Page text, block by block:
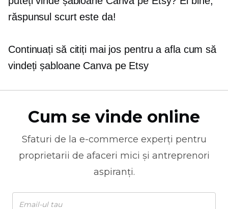
răspunsul scurt este da!
Continuați să citiți mai jos pentru a afla cum să
vindeți șabloane Canva pe Etsy
Cum se vinde online
Sfaturi de la e-commerce experți pentru
proprietarii de afaceri mici și antreprenori
aspiranți.